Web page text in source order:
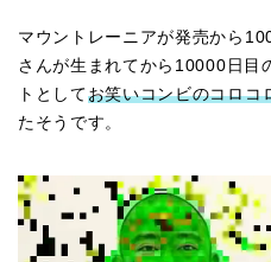
マウントレーニアが発売から
さんが生まれてから10000日目
トとしてお笑いコンビのコロコ
たそうです。